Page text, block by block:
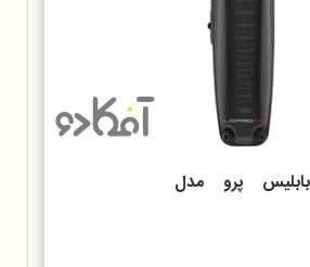
پرو مدل